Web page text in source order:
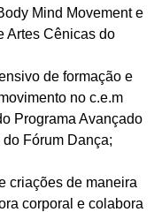
Mind Movement e
Artes Cênicas do
de formação e
no c.e.m
Programa Avançado
Fórum Dança;
criações de maneira
corporal e colabora